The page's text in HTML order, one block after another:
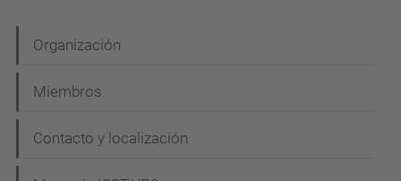
a
v
g
Organización
Miembros
Contacto y localización